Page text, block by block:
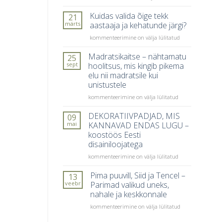
madratsit?
viga,
mida
kõige
sagedamini
teevad
21
märts
Kuidas valida õige tekk
aastaaja ja kehatunde järgi?
Kuidas
õige
aastaaja
ja
kehatunde
järgi?
kommenteerimine on välja lülitatud
25
sept
Madratsikaitse – nähtamatu
hoolitsus, mis kingib pikema
elu nii madratsile kui
unistustele
Madratsikaitse
nähtamatu
hoolitsus,
mis
kingib
pikema
elu
madratsile
kui
unistustele
kommenteerimine on välja lülitatud
09
mai
DEKORATIIVPADJAD, MIS
KANNAVAD ENDAS LUGU –
koostöös Eesti
disainiloojatega
DEKORATIIVPADJAD,
KANNAVAD
ENDAS
LUGU
koostöös
kommenteerimine on välja lülitatud
13
veebr
Pima puuvill, Siid ja Tencel –
Parimad valikud uneks,
nahale ja keskkonnale
Pima
kommenteerimine on välja lülitatud